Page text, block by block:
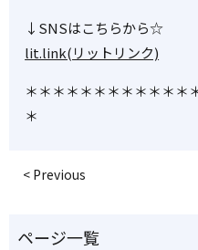
↓SNSはこちらから☆
lit.link(リットリンク)
＊＊＊＊＊＊＊＊＊＊＊＊
＊
< Previous